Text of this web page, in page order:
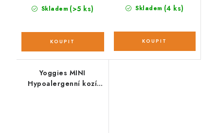
Skladem (>5 ks) Skladem (4 ks)
Yoggies MINI
Hypoalergenní kozí